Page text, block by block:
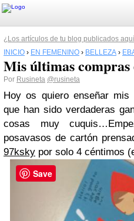
¿Los artículos de tu blog publicados
INICIO › EN FEMENINO › BELLEZA ›
Mis últimas compras
Por Rusineta @rusineta
Hoy os quiero enseñar mis
que han sido verdaderas
cosas muy cuquis…
posavasos de cartón
97ksky por solo 4 céntimos
Save